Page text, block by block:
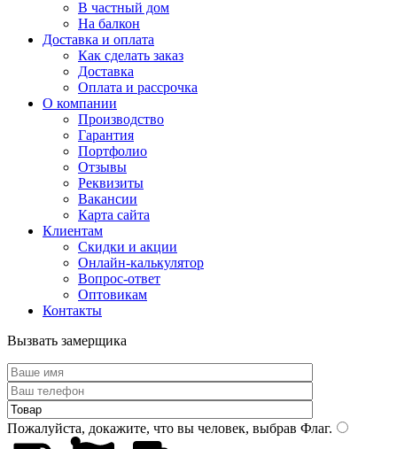
В частный дом
На балкон
Доставка и оплата
Как сделать заказ
Доставка
Оплата и рассрочка
О компании
Производство
Гарантия
Портфолио
Отзывы
Реквизиты
Вакансии
Карта сайта
Клиентам
Скидки и акции
Онлайн-калькулятор
Вопрос-ответ
Оптовикам
Контакты
Вызвать замерщика
Пожалуйста, докажите, что вы человек, выбрав Флаг.